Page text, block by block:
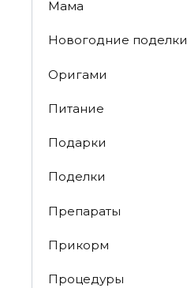
Мама
Новогодние поделки
Оригами
Питание
Подарки
Поделки
Препараты
Прикорм
Процедуры